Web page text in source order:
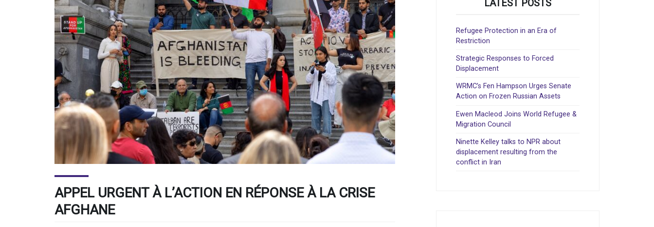
APPEL URGENT À L’ACTION EN RÉPONSE À LA CRISE
AFGHANE
LATEST POSTS
Refugee Protection in an Era of
Restriction
Strategic Responses to Forced
Displacement
WRMC’s Fen Hampson Urges Senate
Action on Frozen Russian Assets
Ewen Macleod Joins World Refugee &
Migration Council
Ninette Kelley talks to NPR about
displacement resulting from the
conflict in Iran